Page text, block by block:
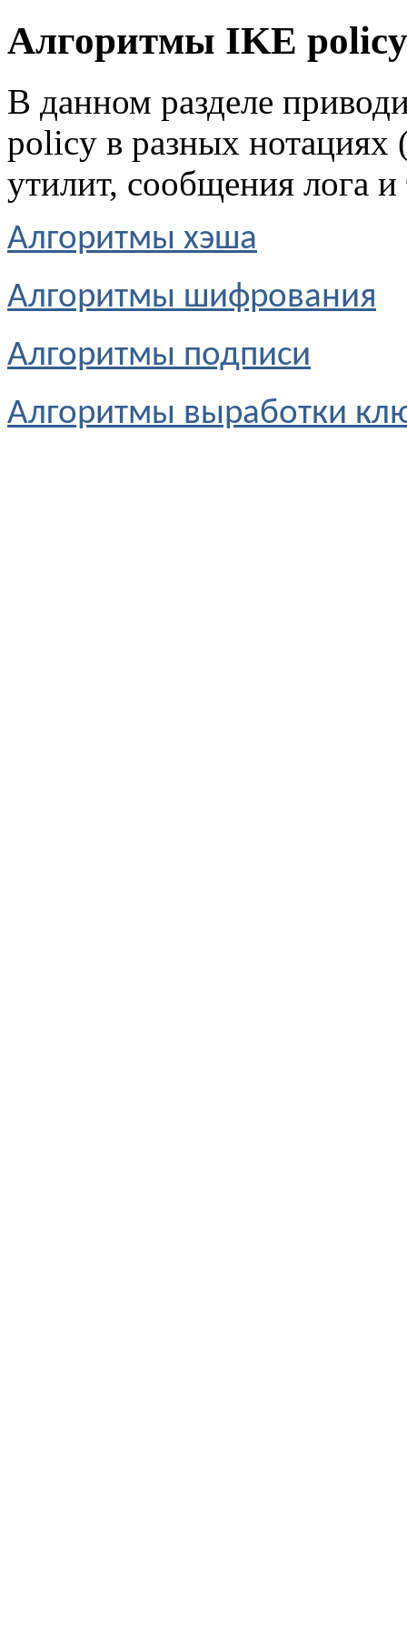
Алгоритмы IKE policy
В данном разделе
policy в разных нотациях
утилит, сообщения лога и
Алгоритмы хэша
Алгоритмы шифрования
Алгоритмы подписи
Алгоритмы выработки